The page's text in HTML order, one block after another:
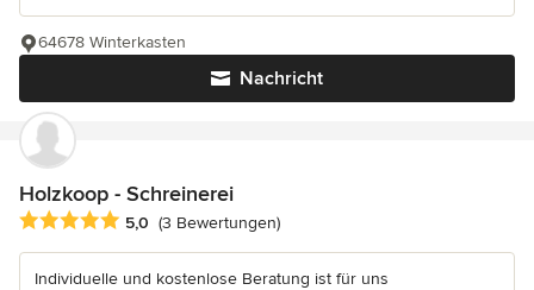
Nachricht
64678 Winterkasten
Holzkoop - Schreinerei
Durchschnittliche Bewertung: 5 von 5 Sternen
5,0 (3 Bewertungen)
Individuelle und kostenlose Beratung ist für uns